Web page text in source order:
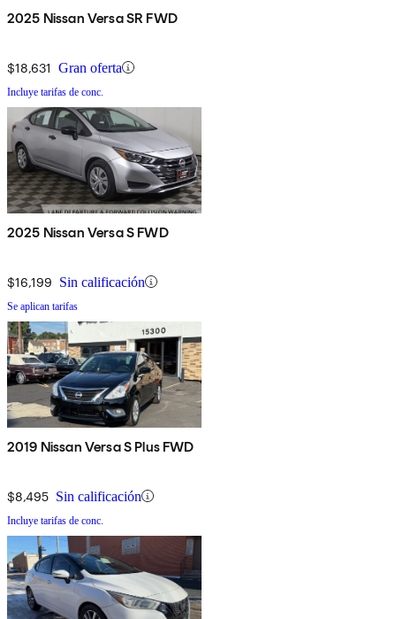
2025 Nissan Versa SR FWD
$18,631 Gran oferta
Incluye tarifas de conc.
2025 Nissan Versa S FWD
$16,199 Sin calificación
Se aplican tarifas
2019 Nissan Versa S Plus FWD
$8,495 Sin calificación
Incluye tarifas de conc.